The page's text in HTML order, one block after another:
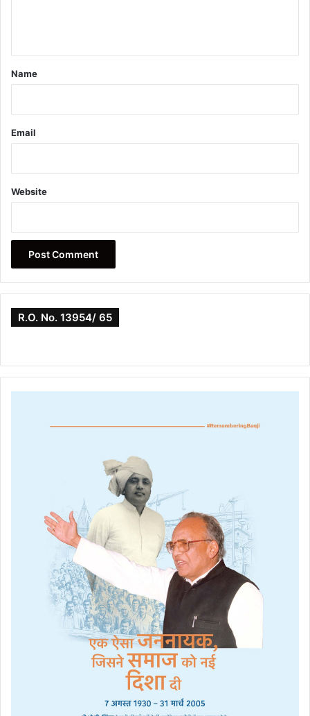
*
Name
Email
Website
R.O. No. 13954/ 65